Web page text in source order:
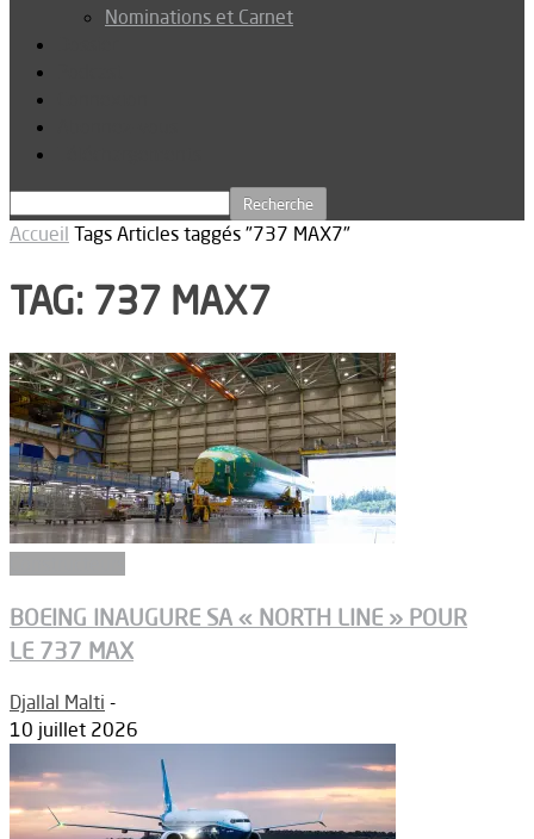
Nominations et Carnet
Accueil Tags Articles taggés "737 MAX7"
TAG: 737 MAX7
BOEING INAUGURE SA « NORTH LINE » POUR
LE 737 MAX
Djallal Malti -
10 juillet 2026